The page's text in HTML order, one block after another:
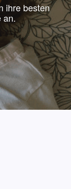
ihre besten
an.